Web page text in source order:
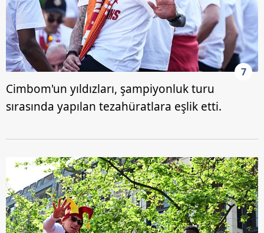
7
Cimbom'un yıldızları, şampiyonluk turu
sırasında yapılan tezahüratlara eşlik etti.